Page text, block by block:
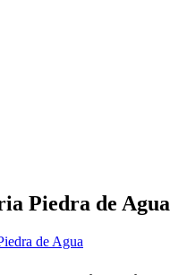
Piedra de Agua
de Agua